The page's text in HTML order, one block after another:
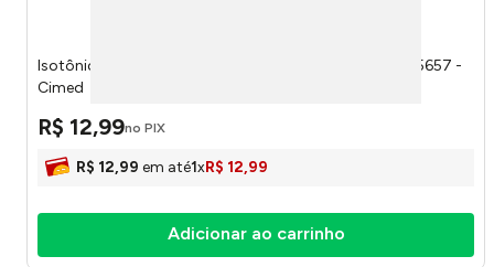
Isotônico Flynow Fini Minhocas Maçã Verde 500ml 105657 -
Cimed
R$ 12,99no PIX
R$ 12,99 em até1xR$ 12,99
Adicionar ao carrinho